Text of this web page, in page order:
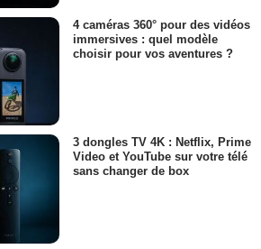
4 caméras 360° pour des vidéos
immersives : quel modèle
choisir pour vos aventures ?
3 dongles TV 4K : Netflix, Prime
Video et YouTube sur votre télé
sans changer de box